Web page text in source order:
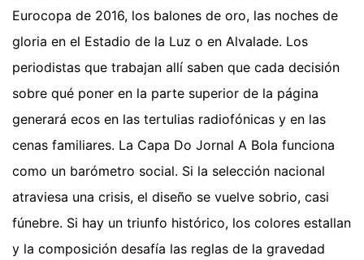
Eurocopa de 2016, los balones de oro, las noches de
gloria en el Estadio de la Luz o en Alvalade. Los
periodistas que trabajan allí saben que cada decisión
sobre qué poner en la parte superior de la página
generará ecos en las tertulias radiofónicas y en las
cenas familiares. La Capa Do Jornal A Bola funciona
como un barómetro social. Si la selección nacional
atraviesa una crisis, el diseño se vuelve sobrio, casi
fúnebre. Si hay un triunfo histórico, los colores estallan
y la composición desafía las reglas de la gravedad